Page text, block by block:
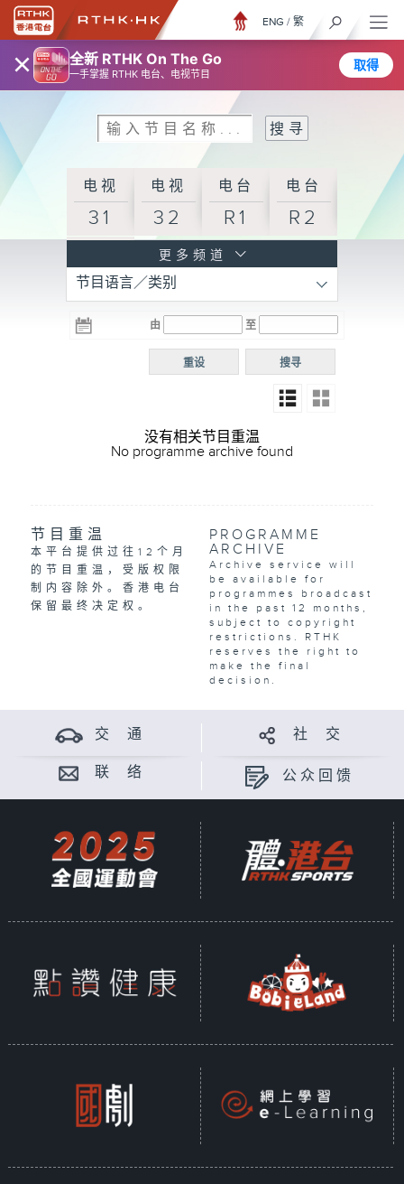
× 全新 RTHK On The Go
一手掌握 RTHK 电台、电视节目
取得
ENG / 繁
电视
31
电视
32
电台
R1
电台
R2
R3
电台 电台
R5
电台
普通
更多频道
节目语言／类别
由 至
搜寻
重设
没有相关节目重温
No programme archive found
节目重温
本平台提供过往12个月
的节目重温，受版权限
制内容除外。香港电台
保留最终决定权。
PROGRAMME
ARCHIVE
Archive service will
be available for
programmes broadcast
in the past 12 months,
subject to copyright
restrictions. RTHK
reserves the right to
make the final
decision.
交 通 社 交
联 络 公众回馈